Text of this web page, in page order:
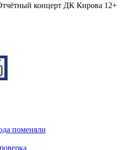
концерт ДК Кирова 12+
поменяли